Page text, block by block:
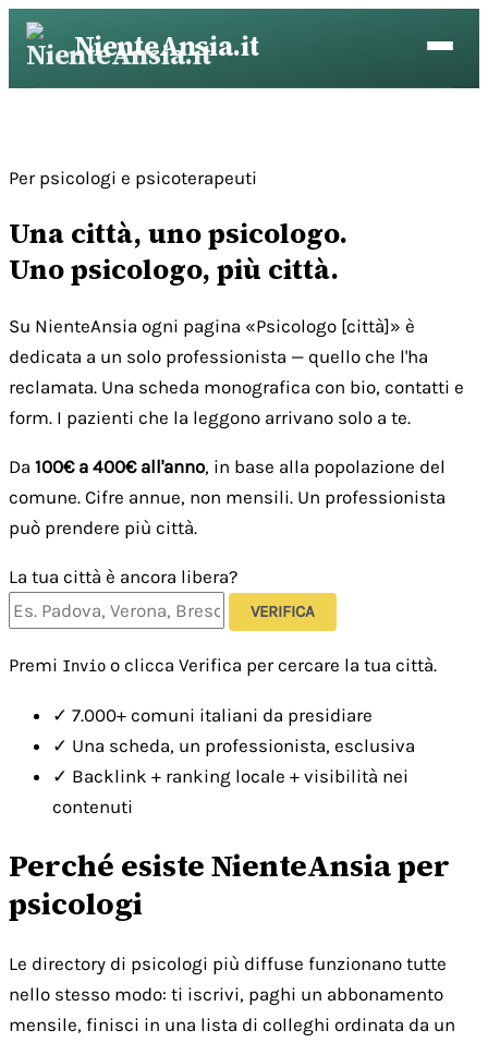
Vai
contenuto
NienteAnsia.it
Per psicologi e psicoterapeuti
Una città, uno psicologo.
Uno psicologo, più città.
Su NienteAnsia ogni pagina «Psicologo [città]» è
dedicata a un solo professionista — quello che l'ha
reclamata. Una scheda monografica con bio, contatti e
form. I pazienti che la leggono arrivano solo a te.
Da 100€ a 400€ all'anno, in base alla popolazione del
comune. Cifre annue, non mensili. Un professionista
può prendere più città.
La tua città è ancora libera?
VERIFICA
Premi Invio o clicca Verifica per cercare la tua città.
✓ 7.000+ comuni italiani da presidiare
✓ Una scheda, un professionista, esclusiva
✓ Backlink + ranking locale + visibilità nei
contenuti
Perché esiste NienteAnsia per
psicologi
Le directory di psicologi più diffuse funzionano tutte
nello stesso modo: ti iscrivi, paghi un abbonamento
mensile, finisci in una lista di colleghi ordinata da un